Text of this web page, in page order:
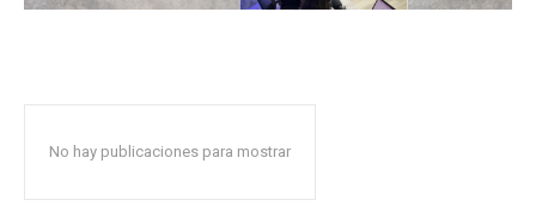
No hay publicaciones para mostrar